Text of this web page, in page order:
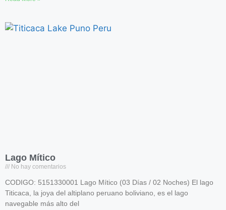
Lago Mítico
No hay comentarios
CODIGO: 5151330001 Lago Mítico (03 Días / 02 Noches) El lago
Titicaca, la joya del altiplano peruano boliviano, es el lago
navegable más alto del